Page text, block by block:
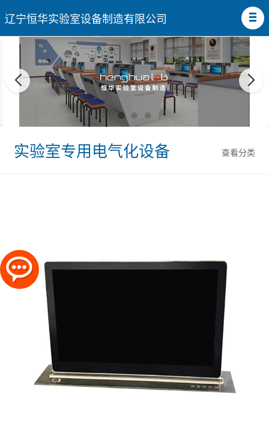
辽宁恒华实验室设备制造有限公司
查看分类
实验室专用电气化设备